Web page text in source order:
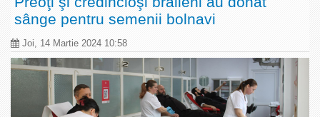
sânge pentru semenii bolnavi
Joi, 14 Martie 2024 10:58